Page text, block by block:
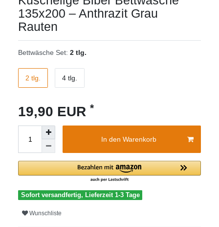
135x200 – Anthrazit Grau
Rauten
Bettwäsche Set: 2 tlg.
2 tlg. 4 tlg.
19,90 EUR*
In den Warenkorb
Sofort versandfertig, Lieferzeit 1-3 Tage
Wunschliste